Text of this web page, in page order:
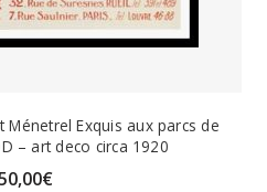
Exquis aux parcs de
– art deco circa 1920
€